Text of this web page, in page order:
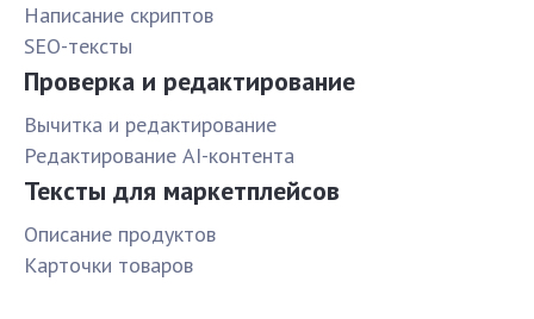
Написание скриптов
SEO-тексты
Проверка и редактирование
Вычитка и редактирование
Редактирование AI-контента
Тексты для маркетплейсов
Описание продуктов
Карточки товаров